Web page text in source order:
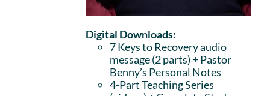
Digital Downloads:
7 Keys to Recovery audio
message (2 parts)+ Pastor
Benny’s Personal Notes
4-Part Teaching Series